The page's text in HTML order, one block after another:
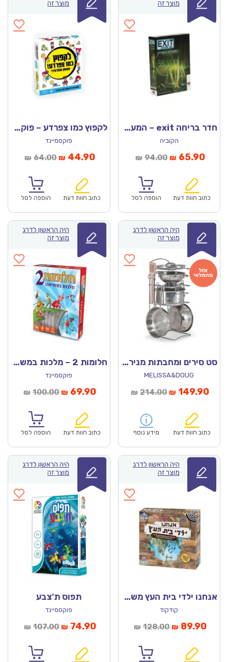
מוצר זה
חדר בריחה exit – המעבדה הסודית
הקוביה
₪ 94.00המחיר
₪94.00.
₪ 65.90
כתוב חוות דעת הוספה לסל
מוצר זה
לקפוץ כמו צפרדע – פוקסמיינד
פוקסמיינד
₪ 64.00המחיר
₪64.00.
₪ 44.90המחיר
₪44.90.
כתוב חוות דעת הוספה לסל
היה הראשון לדרג
מוצר זה
סט סירים ומחבתות מנירוסטה – מליסה ודאג
MELISSA&DOUG
₪ 214.00המחיר
₪214.00.
₪ 149.90
כתוב חוות דעת מידע נוסף
היה הראשון לדרג
מוצר זה
חלומות 2 – מלכות במשימה
פוקסמיינד
₪ 100.00המחיר
היה:
₪100.00.
₪ 69.90המחיר
כתוב חוות דעת הוספה לסל
היה הראשון לדרג
מוצר זה
אנחנו ילדי בית העץ משחק
קודקוד
₪ 128.00המחיר
היה:
₪ 89.90
היה הראשון לדרג
מוצר זה
תפוס ת’צבע
פוקסמיינד
₪ 107.00המחיר
היה:
₪ 74.90המחיר